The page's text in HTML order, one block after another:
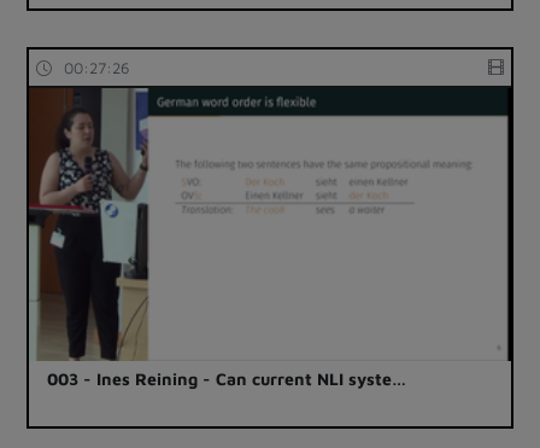
00:27:26
003 - Ines Reining - Can current NLI syste…